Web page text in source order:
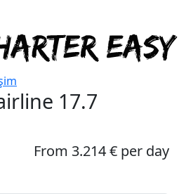
17.7
From 3.214 € per day